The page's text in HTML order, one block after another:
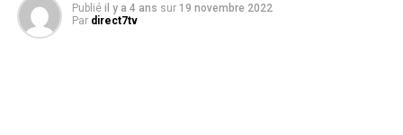
Publié il y a 4 ans sur 19 novembre 2022
Par direct7tv